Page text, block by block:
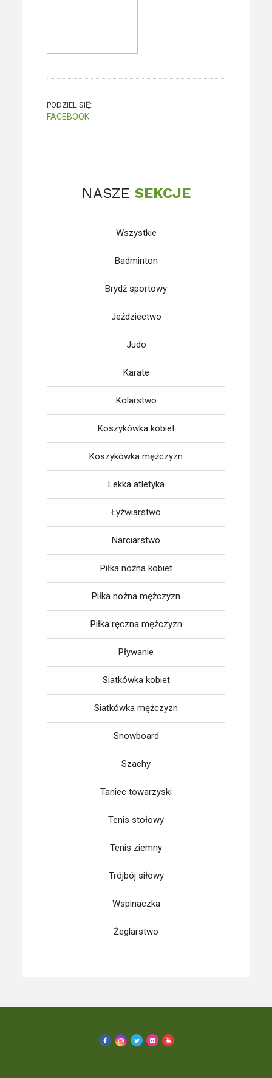
PODZIEL SIĘ:
FACEBOOK
NASZE SEKCJE
Wszystkie
Badminton
Brydż sportowy
Jeździectwo
Judo
Karate
Kolarstwo
Koszykówka kobiet
Koszykówka mężczyzn
Lekka atletyka
Łyżwiarstwo
Narciarstwo
Piłka nożna kobiet
Piłka nożna mężczyzn
Piłka ręczna mężczyzn
Pływanie
Siatkówka kobiet
Siatkówka mężczyzn
Snowboard
Szachy
Taniec towarzyski
Tenis stołowy
Tenis ziemny
Trójbój siłowy
Wspinaczka
Żeglarstwo